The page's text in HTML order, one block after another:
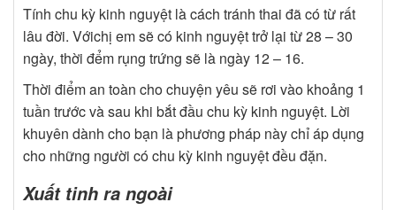
Tính chu kỳ kinh nguyệt là cách tránh thai đã có từ rất
lâu đời. Vớichị em sẽ có kinh nguyệt trở lại từ 28 – 30
ngày, thời đểm rụng trứng sẽ là ngày 12 – 16.
Thời điểm an toàn cho chuyện yêu sẽ rơi vào khoảng 1
tuần trước và sau khi bắt đầu chu kỳ kinh nguyệt. Lời
khuyên dành cho bạn là phương pháp này chỉ áp dụng
cho những người có chu kỳ kinh nguyệt đều đặn.
Xuất tinh ra ngoài